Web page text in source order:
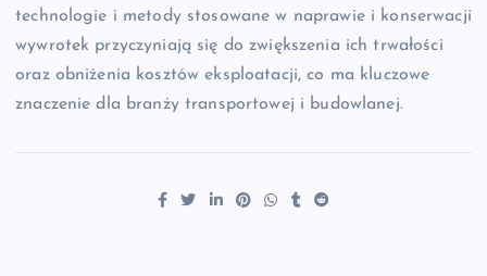
technologie i metody stosowane w naprawie i konserwacji
wywrotek przyczyniają się do zwiększenia ich trwałości
oraz obniżenia kosztów eksploatacji, co ma kluczowe
znaczenie dla branży transportowej i budowlanej.